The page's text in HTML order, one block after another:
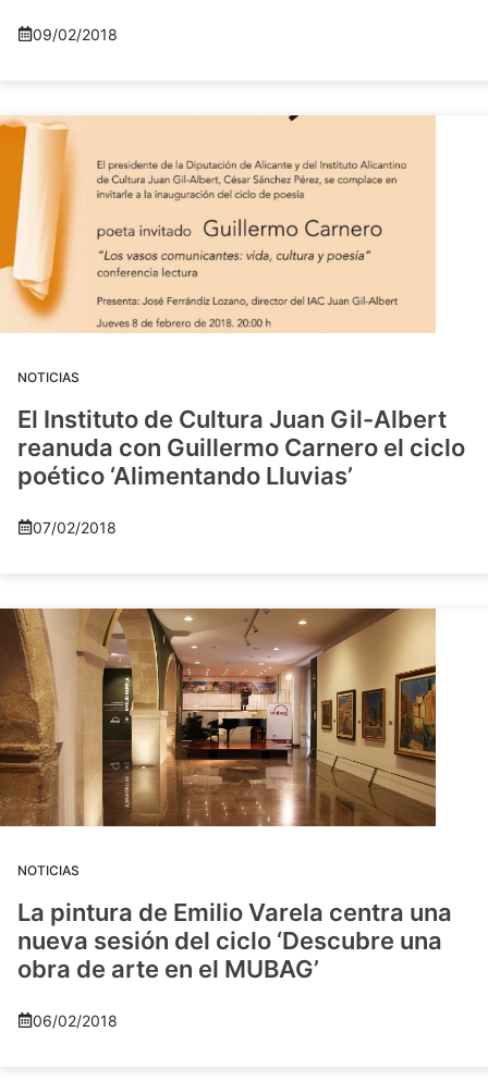
09/02/2018
NOTICIAS
El Instituto de Cultura Juan Gil-Albert
reanuda con Guillermo Carnero el ciclo
poético ‘Alimentando Lluvias’
07/02/2018
NOTICIAS
La pintura de Emilio Varela centra una
nueva sesión del ciclo ‘Descubre una
obra de arte en el MUBAG’
06/02/2018